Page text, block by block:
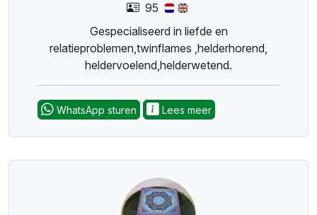
95
Gespecialiseerd in liefde en
relatieproblemen,twinflames ,helderhorend,
heldervoelend,helderwetend.
WhatsApp sturen Lees meer